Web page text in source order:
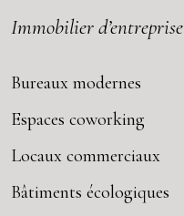
Immobilier d’entreprise
Bureaux modernes
Espaces coworking
Locaux commerciaux
Bâtiments écologiques